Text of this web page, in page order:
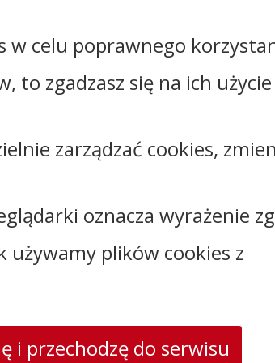
CUW_B_K/Skrytka_ESP/
w celu poprawnego
to zgadzasz się na ich
zarządzać cookies,
oznacza wyrażenie
używamy plików cookies z
i przechodzę do serwisu